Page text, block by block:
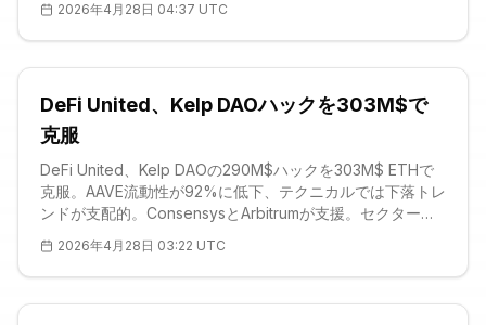
格$96.69、重要な支持線$94.73。セクターの回復力を示
しています。
2026年4月28日 04:37 UTC
DeFi United、Kelp DAOハックを303M$で
克服
DeFi United、Kelp DAOの290M$ハックを303M$ ETHで
克服。AAVE流動性が92%に低下、テクニカルでは下落トレ
ンドが支配的。ConsensysとArbitrumが支援。セクターの
2026年4月28日 03:22 UTC